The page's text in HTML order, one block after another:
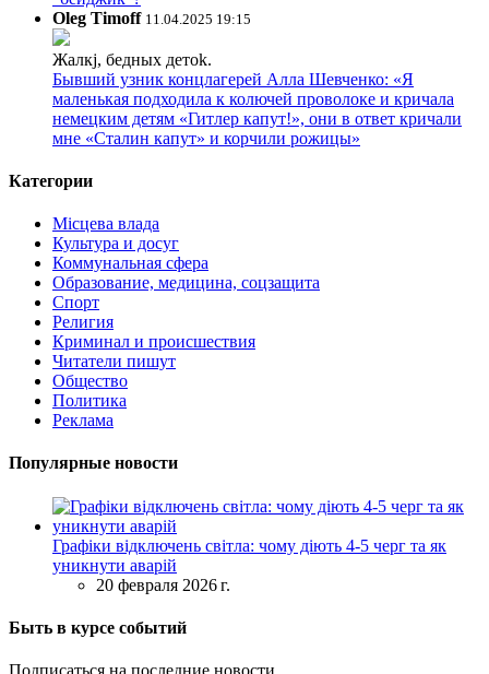
Oleg Timoff 11.04.2025 19:15
Жалкj, бедных детok.
Бывший узник концлагерей Алла Шевченко: «Я
маленькая подходила к колючей проволоке и кричала
немецким детям «Гитлер капут!», они в ответ кричали
мне «Сталин капут» и корчили рожицы»
Категории
Місцева влада
Культура и досуг
Коммунальная сфера
Образование, медицина, соцзащита
Спорт
Религия
Криминал и происшествия
Читатели пишут
Общество
Политика
Реклама
Популярные новости
Графіки відключень світла: чому діють 4-5 черг та як
уникнути аварій
20 февраля 2026 г.
Быть в курсе событий